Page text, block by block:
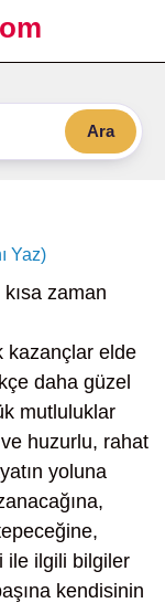
Ara
Yaz)
zaman
kazançlar elde
daha güzel
mutluluklar
huzurlu, rahat
yoluna
ile ilgili bilgiler
kendisinin